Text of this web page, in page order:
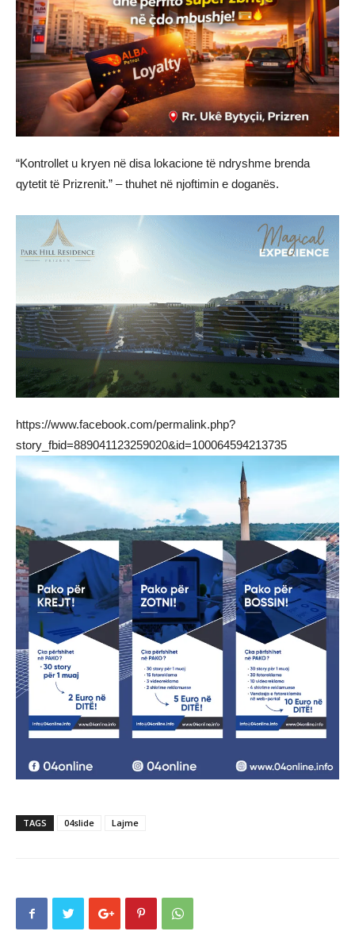
“Kontrollet u kryen në disa lokacione të ndryshme brenda
qytetit të Prizrenit.” – thuhet në njoftimin e doganës.
https://www.facebook.com/permalink.php?
story_fbid=889041123259020&id=100064594213735
TAGS 04slide Lajme